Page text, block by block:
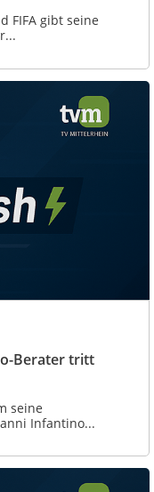
FIFA gibt seine
Berater tritt
seine
Infantino...